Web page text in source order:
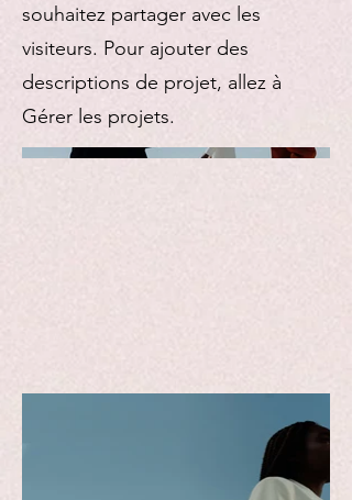
souhaitez partager avec les
visiteurs. Pour ajouter des
descriptions de projet, allez à
Gérer les projets.